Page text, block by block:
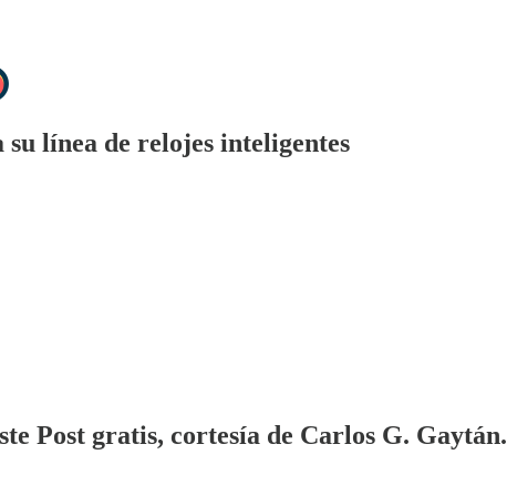
línea de relojes inteligentes
Post gratis, cortesía de Carlos G. Gaytán.